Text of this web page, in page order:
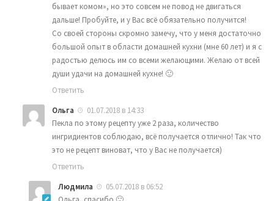
бывает комом», но это совсем не повод не двигаться
дальше! Пробуйте, и у Вас всё обязательно получится!
Со своей стороны скромно замечу, что у меня достаточно
большой опыт в области домашней кухни (мне 60 лет) и я с
радостью делюсь им со всеми желающими. Желаю от всей
души удачи на домашней кухне! 🙂
Ответить
Ольга
01.07.2018 в 14:33
Пекла по этому рецепту уже 2 раза, количество
ингридиентов соблюдаю, всё получается отлично! Так что
это не рецепт виноват, что у Вас не получается)
Ответить
Людмила
05.07.2018 в 06:52